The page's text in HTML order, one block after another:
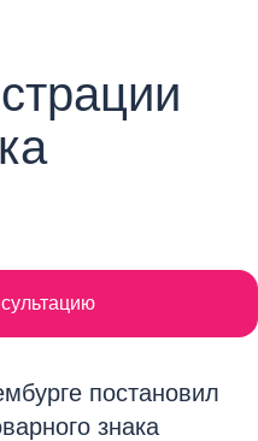
постановил
знака